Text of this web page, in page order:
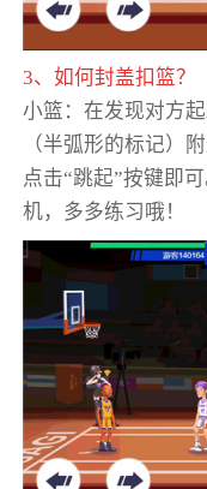
3、如何封盖扣篮？
小篮：在发现对方
（半弧形的标记）
点击“跳起”按键即
机，多多练习哦！